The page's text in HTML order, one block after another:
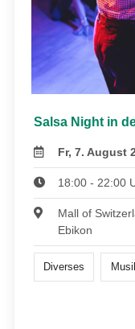
Salsa Night in
Fr, 7. August
18:00 - 22:00
Mall of
Ebikon
Diverses